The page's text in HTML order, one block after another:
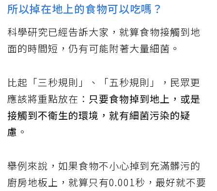
所以掉在地上的食物可以吃嗎？
科學研究已經告訴大家，就算食物接觸到地
面的時間短，仍有可能附著大量細菌。
比起「三秒規則」、「五秒規則」，民眾更
應該將重點放在： 只要食物掉到地上，或是
接觸到不衛生的環境，就有細菌污染的疑
慮 。
舉例來說，如果食物不小心掉到充滿髒污的
廚房地板上，就算只有0.001秒，最好就不要